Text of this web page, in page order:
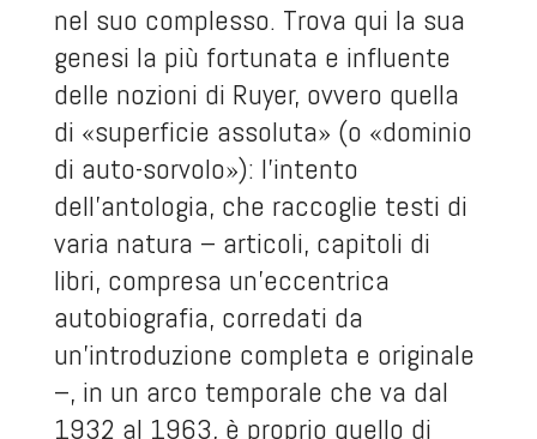
nel suo complesso. Trova qui la sua
genesi la più fortunata e influente
delle nozioni di Ruyer, ovvero quella
di «superficie assoluta» (o «dominio
di auto-sorvolo»): l’intento
dell’antologia, che raccoglie testi di
varia natura – articoli, capitoli di
libri, compresa un’eccentrica
autobiografia, corredati da
un’introduzione completa e originale
–, in un arco temporale che va dal
1932 al 1963, è proprio quello di